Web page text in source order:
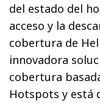
del estado del
acceso y la
cobertura de
innovadora
cobertura
Hotspots y está